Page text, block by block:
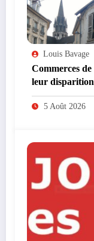
Louis Bavage
Commerces
leur
5 Août 2026